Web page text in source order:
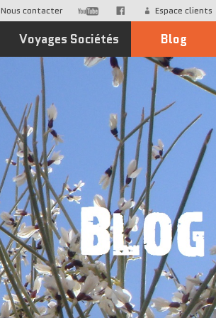
Nous contacter Espace clients
Voyages Sociétés Blog